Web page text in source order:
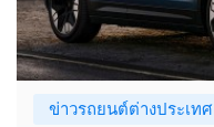
ข่าวรถยนต์ต่างประเทศ